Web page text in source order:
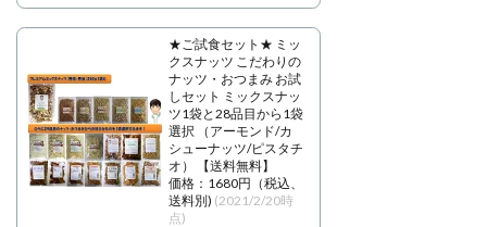
★ご試食セット★ ミッ
クスナッツ こだわりの
ナッツ・おつまみ お試
しセット ミックスナッ
ツ1袋と28品目から1袋
選択 （アーモンド/カ
シューナッツ/ピスタチ
オ） 【送料無料】
価格：1680円（税込、
送料別) (2021/2/20時
点)